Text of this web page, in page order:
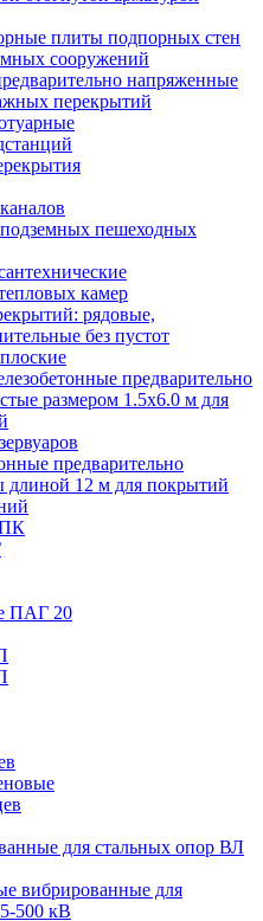
плиты подпорных стен
сооружений
напряженные
перекрытий
пешеходных
камер
рядовые,
без пустот
предварительно
размером 1.5х6.0 м для
предварительно
12 м для покрытий
ПК
ПАГ 20
для стальных опор ВЛ
вибрированные для
500 кВ